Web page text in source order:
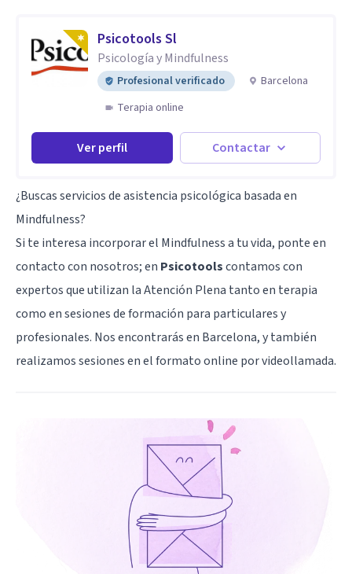
Psicotools Sl
Psicología y Mindfulness
Profesional verificado
Barcelona
Terapia online
Ver perfil Contactar
¿Buscas servicios de asistencia psicológica basada en
Mindfulness?
Si te interesa incorporar el Mindfulness a tu vida, ponte en
contacto con nosotros; en Psicotoolscontamos con
expertos que utilizan la Atención Plena tanto en terapia
como en sesiones de formación para particulares y
profesionales. Nos encontrarás en Barcelona, y también
realizamos sesiones en el formato online por videollamada.